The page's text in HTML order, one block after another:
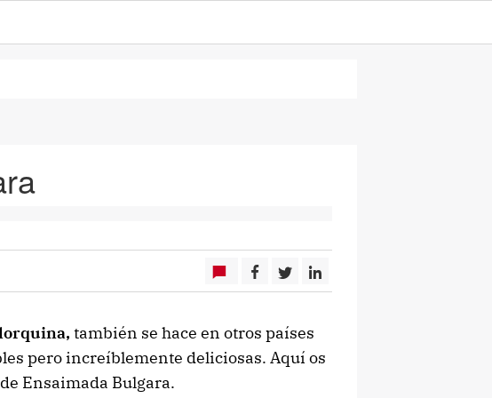
también se hace en otros países
pero increíblemente deliciosas. Aquí os
Ensaimada Bulgara.